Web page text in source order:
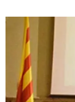
e Inclusión (EDI)
y gestión del